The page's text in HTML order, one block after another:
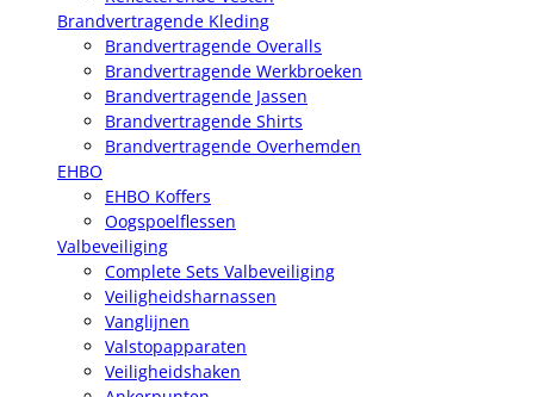
Brandvertragende Kleding
Brandvertragende Overalls
Brandvertragende Werkbroeken
Brandvertragende Jassen
Brandvertragende Shirts
Brandvertragende Overhemden
EHBO
EHBO Koffers
Oogspoelflessen
Valbeveiliging
Complete Sets Valbeveiliging
Veiligheidsharnassen
Vanglijnen
Valstopapparaten
Veiligheidshaken